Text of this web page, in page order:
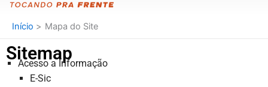
Início Mapa do Site
Sitemap
Acesso a Informação
E-Sic